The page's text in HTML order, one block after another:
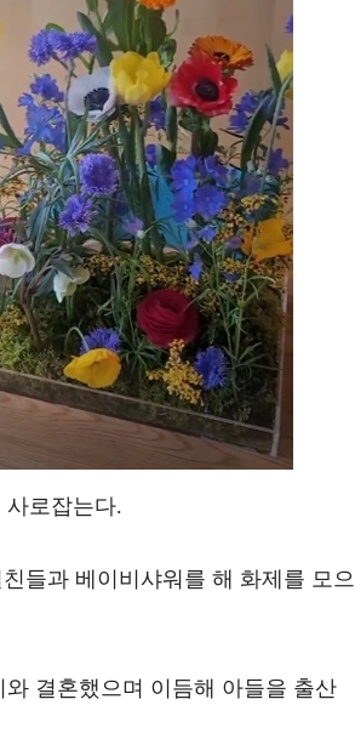
로잡는다.
들과 베이비샤워를 해 화제를 모으
결혼했으며 이듬해 아들을 출산